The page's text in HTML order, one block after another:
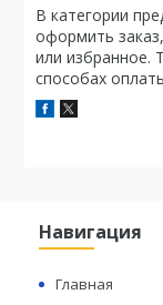
В категории
оформить
или избранное.
способах
Навигация
Главная